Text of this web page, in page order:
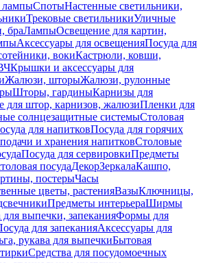
лампыСпотыНастенные светильники,
Трековые светильникиУличные
браЛампыОсвещение для картин,
Аксессуары для освещенияПосуда для
вокиКастрюли, ковши,
Крышки и аксессуары для
Жалюзи, шторыЖалюзи, рулонные
Шторы, гардиныКарнизы для
штор, карнизов, жалюзиПленки для
солнцезащитные системыСтоловая
для напитковПосуда для горячих
и хранения напитковСтоловые
Посуда для сервировкиПредметы
посудаДекорЗеркалаКашпо,
постерыЧасы
цветы, растенияВазыКлючницы,
Предметы интерьераШирмы
для выпечки, запеканияФормы для
для запеканияАксессуары для
рукава для выпечкиБытовая
Средства для посудомоечных